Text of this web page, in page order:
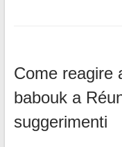
Come reagire
babouk a
suggerimenti